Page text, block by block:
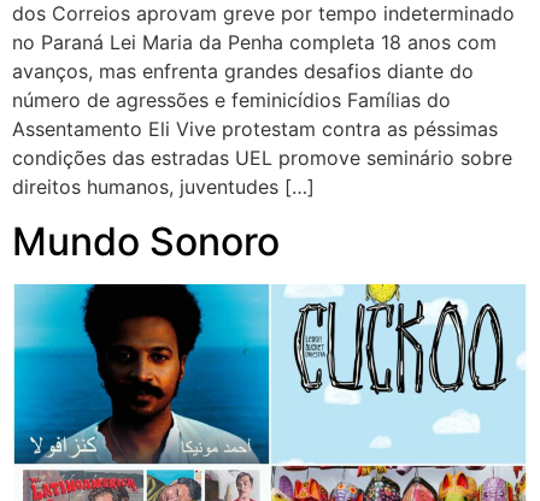
dos Correios aprovam greve por tempo indeterminado
no Paraná Lei Maria da Penha completa 18 anos com
avanços, mas enfrenta grandes desafios diante do
número de agressões e feminicídios Famílias do
Assentamento Eli Vive protestam contra as péssimas
condições das estradas UEL promove seminário sobre
direitos humanos, juventudes […]
Mundo Sonoro